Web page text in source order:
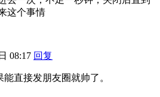
这个事情
08:17 回复
能直接发朋友圈就帅了。